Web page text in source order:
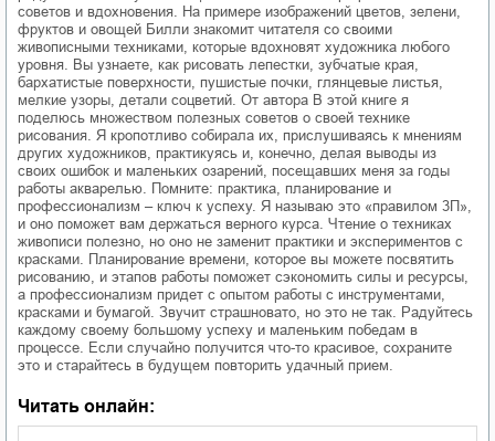
советов и вдохновения. На примере изображений цветов, зелени,
фруктов и овощей Билли знакомит читателя со своими
живописными техниками, которые вдохновят художника любого
уровня. Вы узнаете, как рисовать лепестки, зубчатые края,
бархатистые поверхности, пушистые почки, глянцевые листья,
мелкие узоры, детали соцветий. От автора В этой книге я
поделюсь множеством полезных советов о своей технике
рисования. Я кропотливо собирала их, прислушиваясь к мнениям
других художников, практикуясь и, конечно, делая выводы из
своих ошибок и маленьких озарений, посещавших меня за годы
работы акварелью. Помните: практика, планирование и
профессионализм – ключ к успеху. Я называю это «правилом 3П»,
и оно поможет вам держаться верного курса. Чтение о техниках
живописи полезно, но оно не заменит практики и экспериментов с
красками. Планирование времени, которое вы можете посвятить
рисованию, и этапов работы поможет сэкономить силы и ресурсы,
а профессионализм придет с опытом работы с инструментами,
красками и бумагой. Звучит страшновато, но это не так. Радуйтесь
каждому своему большому успеху и маленьким победам в
процессе. Если случайно получится что-то красивое, сохраните
это и старайтесь в будущем повторить удачный прием.
Читать онлайн: